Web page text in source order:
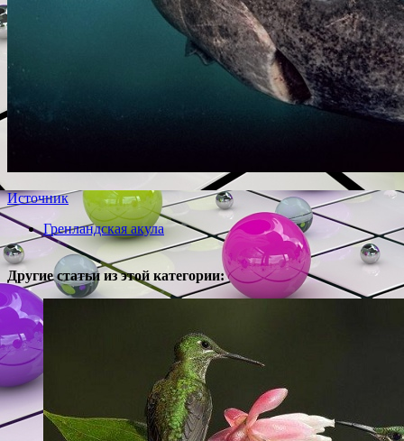
Источник
Гренландская акула
Другие статьи из этой категории: